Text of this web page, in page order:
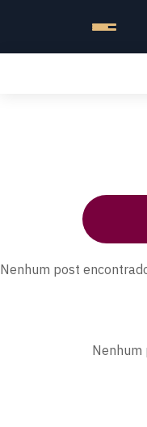
Nenhum post
Nenhum